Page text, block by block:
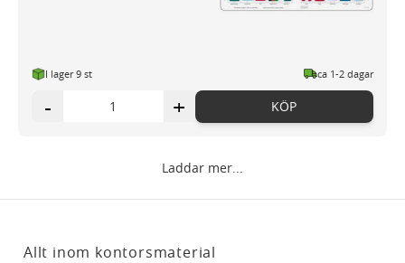
I lager 9 st ca 1-2 dagar
- + KÖP
Laddar mer...
Allt inom kontorsmaterial